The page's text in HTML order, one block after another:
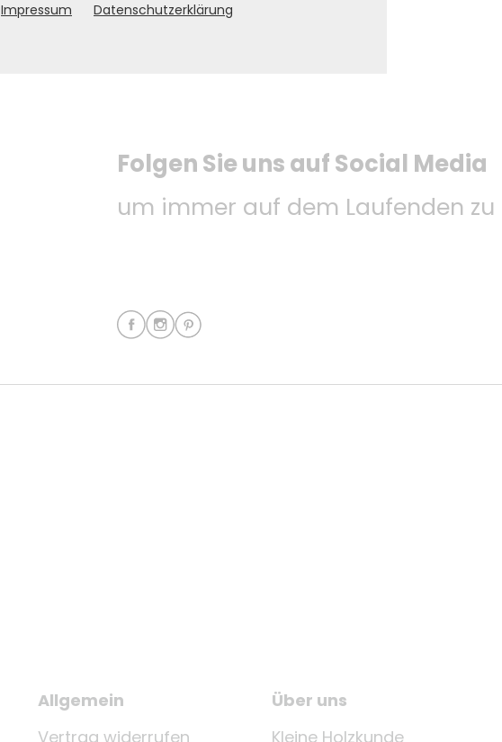
Folgen Sie uns auf Social Media
um immer auf dem Laufenden zu
Allgemein
Vertrag widerrufen
Über uns
Kleine Holzkunde
Impressum Datenschutzerklärung